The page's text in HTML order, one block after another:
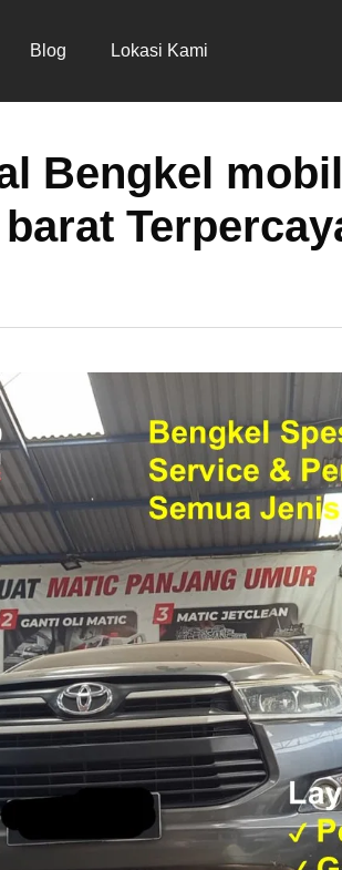
Blog Lokasi Kami
Bengkel